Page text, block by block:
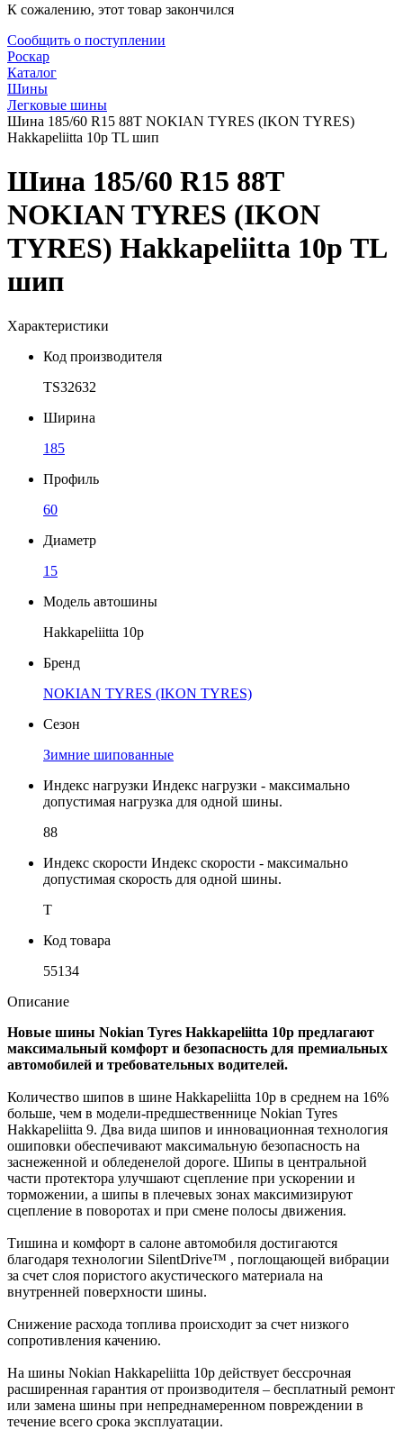
К сожалению, этот товар закончился
Сообщить о поступлении
Роскар
Каталог
Шины
Легковые шины
Шина 185/60 R15 88T NOKIAN TYRES (IKON TYRES)
Hakkapeliitta 10р TL шип
Шина 185/60 R15 88T
NOKIAN TYRES (IKON
TYRES) Hakkapeliitta 10р TL
шип
Характеристики
Код производителя
TS32632
Ширина
185
Профиль
60
Диаметр
15
Модель автошины
Hakkapeliitta 10р
Бренд
NOKIAN TYRES (IKON TYRES)
Сезон
Зимние шипованные
Индекс нагрузки Индекс нагрузки - максимально
допустимая нагрузка для одной шины.
88
Индекс скорости Индекс скорости - максимально
допустимая скорость для одной шины.
T
Код товара
55134
Описание
Новые шины Nokian Tyres Hakkapeliitta 10p предлагают
максимальный комфорт и безопасность для премиальных
автомобилей и требовательных водителей.
Количество шипов в шине Hakkapeliitta 10p в среднем на 16%
больше, чем в модели-предшественнице Nokian Tyres
Hakkapeliitta 9. Два вида шипов и инновационная технология
ошиповки обеспечивают максимальную безопасность на
заснеженной и обледенелой дороге. Шипы в центральной
части протектора улучшают сцепление при ускорении и
торможении, а шипы в плечевых зонах максимизируют
сцепление в поворотах и при смене полосы движения.
Тишина и комфорт в салоне автомобиля достигаются
благодаря технологии SilentDrive™ , поглощающей вибрации
за счет слоя пористого акустического материала на
внутренней поверхности шины.
Снижение расхода топлива происходит за счет низкого
сопротивления качению.
На шины Nokian Hakkapeliitta 10p действует бессрочная
расширенная гарантия от производителя – бесплатный ремонт
или замена шины при непреднамеренном повреждении в
течение всего срока эксплуатации.